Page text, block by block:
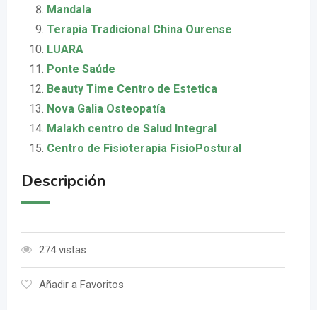
Mandala
Terapia Tradicional China Ourense
LUARA
Ponte Saúde
Beauty Time Centro de Estetica
Nova Galia Osteopatía
Malakh centro de Salud Integral
Centro de Fisioterapia FisioPostural
Descripción
274 vistas
Añadir a Favoritos